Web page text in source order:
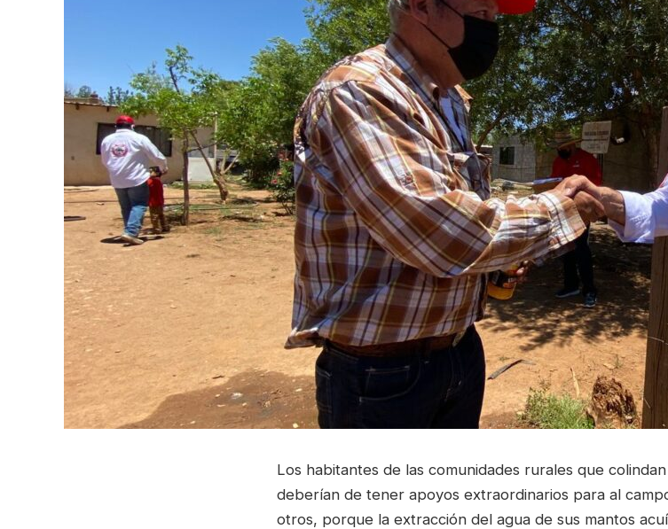
Los habitantes de las comunidades rurales que
deberían de tener apoyos extraordinarios para al
otros, porque la extracción del agua de sus mantos